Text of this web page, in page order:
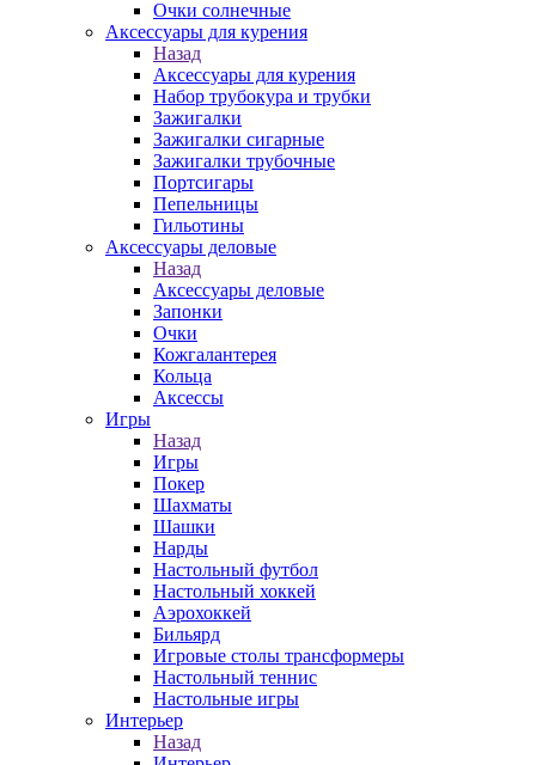
Очки солнечные
Аксессуары для курения
Назад
Аксессуары для курения
Набор трубокура и трубки
Зажигалки
Зажигалки сигарные
Зажигалки трубочные
Портсигары
Пепельницы
Гильотины
Аксессуары деловые
Назад
Аксессуары деловые
Запонки
Очки
Кожгалантерея
Кольца
Аксессы
Игры
Назад
Игры
Покер
Шахматы
Шашки
Нарды
Настольный футбол
Настольный хоккей
Аэрохоккей
Бильярд
Игровые столы трансформеры
Настольный теннис
Настольные игры
Интерьер
Назад